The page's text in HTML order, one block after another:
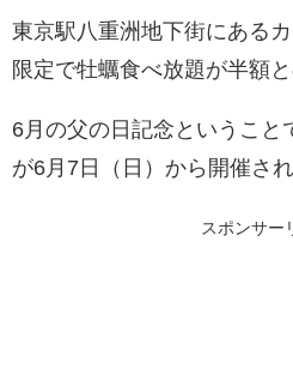
東京駅八重洲地下街にある
限定で牡蠣食べ放題が半額と
6月の父の日記念ということ
が6月7日（日）から開催され
スポンサー